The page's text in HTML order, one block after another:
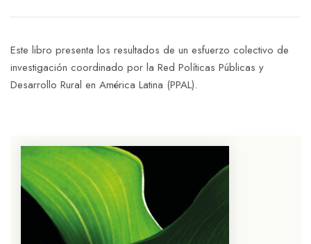
Este libro presenta los resultados de un esfuerzo colectivo de
investigación coordinado por la Red Políticas Públicas y
Desarrollo Rural en América Latina (PPAL).